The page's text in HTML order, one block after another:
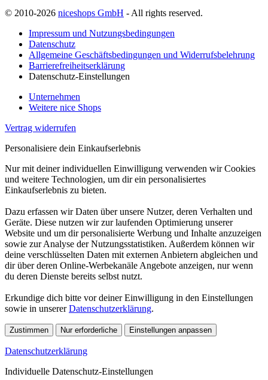
© 2010-2026 niceshops GmbH - All rights reserved.
Impressum und Nutzungsbedingungen
Datenschutz
Allgemeine Geschäftsbedingungen und Widerrufsbelehrung
Barrierefreiheitserklärung
Datenschutz-Einstellungen
Unternehmen
Weitere nice Shops
Vertrag widerrufen
Personalisiere dein Einkaufserlebnis
Nur mit deiner individuellen Einwilligung verwenden wir Cookies
und weitere Technologien, um dir ein personalisiertes
Einkaufserlebnis zu bieten.
Dazu erfassen wir Daten über unsere Nutzer, deren Verhalten und
Geräte. Diese nutzen wir zur laufenden Optimierung unserer
Website und um dir personalisierte Werbung und Inhalte anzuzeigen
sowie zur Analyse der Nutzungsstatistiken. Außerdem können wir
deine verschlüsselten Daten mit externen Anbietern abgleichen und
dir über deren Online-Werbekanäle Angebote anzeigen, nur wenn
du deren Dienste bereits selbst nutzt.
Erkundige dich bitte vor deiner Einwilligung in den Einstellungen
sowie in unsererDatenschutzerklärung.
Zustimmen Nur erforderliche Einstellungen anpassen
Datenschutzerklärung
Individuelle Datenschutz-Einstellungen